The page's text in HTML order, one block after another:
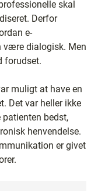
skal
Derfor
e-
være dialogisk. Men
forudset.
muligt at have en
Det var heller ikke
patienten bedst,
henvendelse.
er givet